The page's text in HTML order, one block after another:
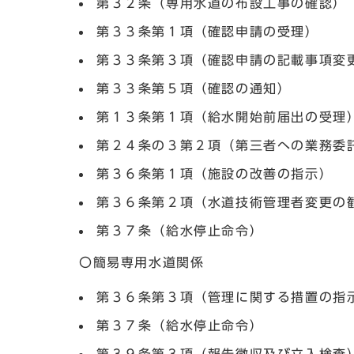
第３２条（専用水道の布設工事の確認）
第３３条第１項（確認申請の受理）
第３３条第３項（確認申請の記載事項変
第３３条第５項（確認の通知）
第１３条第１項（給水開始前届出の受
第２４条の３第２項（第三者への業務
第３６条第１項（施設の改善の指示）
第３６条第２項（水道技術管理者変更の
第３７条（給水停止命令）
〇簡易専用水道関係
第３６条第３項（管理に関する措置の指
第３７条（給水停止命令）